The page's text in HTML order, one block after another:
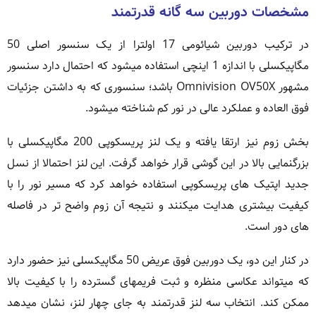
مشخصات دوربین سه گانه قدرتمند
در ترکیب دوربین شیائومی 17 اولترا از یک سنسور اصلی 50
مگاپیکسلی با اندازه 1 اینچی استفاده میشود که احتمال دارد سنسور
مشهور Omnivision OV50X باشد؛ سنسوری که به داشتن جزئیات
فوق العاده و عملکرد عالی در نور کم شناخته میشود.
بخش زوم نیز ارتقا یافته و یک لنز پریسکوپی 200 مگاپیکسلی با
بزرگنمایی بالا در این گوشی قرار خواهد گرفت. این لنز احتمالا از نسل
جدید اپتیک های پریسکوپی استفاده خواهد کرد که مسیر نور را با
کیفیت بیشتری هدایت میکنند و نتیجه آن زوم واضح تر در فاصله
های دور است.
در کنار این دو، یک دوربین فوق عریض 50 مگاپیکسلی نیز حضور دارد
که میتواند عکاسی منظره و ثبت فریمهای گسترده را با کیفیت بالا
ممکن کند. انتخاب سه لنز قدرتمند به جای چهار لنز، نشان میدهد